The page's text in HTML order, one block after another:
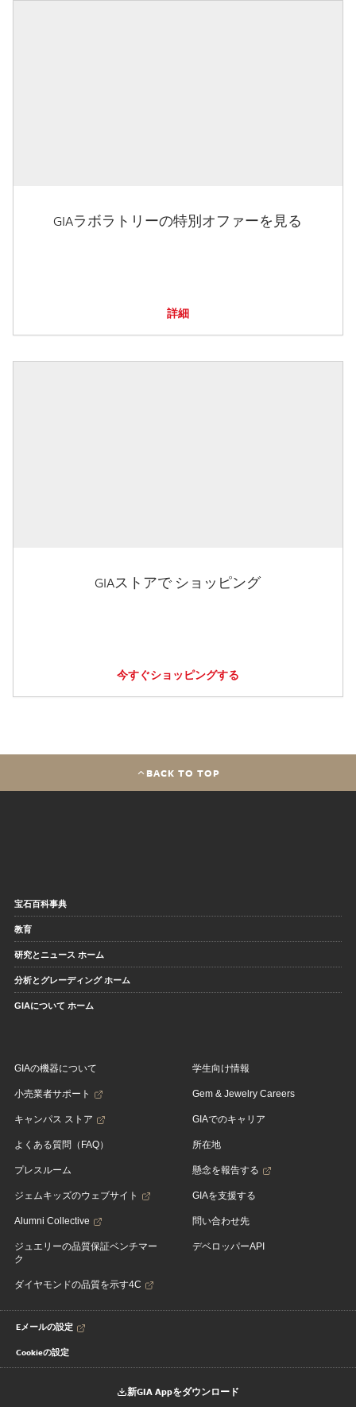
GIAラボラトリーの特別オファーを見る
詳細
GIAストアで ショッピング
今すぐショッピングする
BACK TO TOP
宝石百科事典
教育
研究とニュース ホーム
分析とグレーディング ホーム
GIAについて ホーム
GIAの機器について
小売業者サポート
キャンパス ストア
よくある質問（FAQ）
プレスルーム
ジェムキッズのウェブサイト
Alumni Collective
ジュエリーの品質保証ベンチマー
ク
ダイヤモンドの品質を示す4C
学生向け情報
Gem & Jewelry Careers
GIAでのキャリア
所在地
懸念を報告する
GIAを支援する
問い合わせ先
デベロッパーAPI
Eメールの設定
Cookieの設定
新GIA Appをダウンロード